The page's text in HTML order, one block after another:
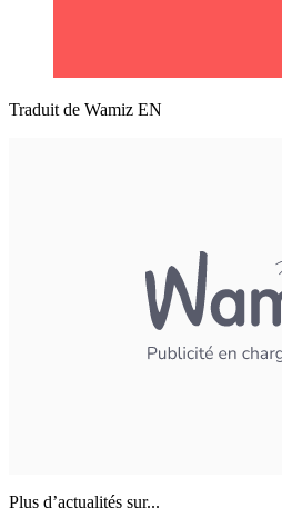
Traduit de Wamiz EN
Plus d’actualités sur...